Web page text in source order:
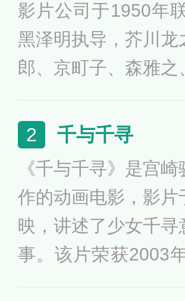
影片公司于1950年
黑泽明执导，芥川
郎、京町子、森雅
要讲述了一由武士
生后人们之间互相
过的故事。
2 千与千寻
《千与千寻》是宫
作的动画电影，影
映，讲述了少女千
事。该片荣获2003